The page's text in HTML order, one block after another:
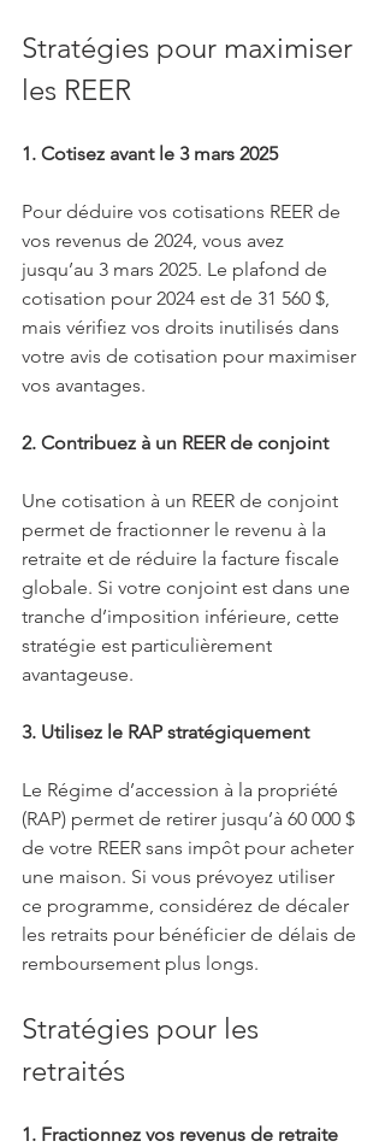
Stratégies pour maximiser
les REER
1. Cotisez avant le 3 mars 2025
Pour déduire vos cotisations REER de
vos revenus de 2024, vous avez
jusqu’au 3 mars 2025. Le plafond de
cotisation pour 2024 est de 31 560 $,
mais vérifiez vos droits inutilisés dans
votre avis de cotisation pour maximiser
vos avantages.
2. Contribuez à un REER de conjoint
Une cotisation à un REER de conjoint
permet de fractionner le revenu à la
retraite et de réduire la facture fiscale
globale. Si votre conjoint est dans une
tranche d’imposition inférieure, cette
stratégie est particulièrement
avantageuse.
3. Utilisez le RAP stratégiquement
Le Régime d’accession à la propriété
(RAP) permet de retirer jusqu’à 60 000 $
de votre REER sans impôt pour acheter
une maison. Si vous prévoyez utiliser
ce programme, considérez de décaler
les retraits pour bénéficier de délais de
remboursement plus longs.
Stratégies pour les
retraités
1. Fractionnez vos revenus de retraite